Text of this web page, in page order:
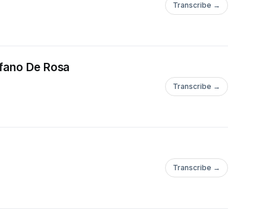
Transcribe →
De Rosa
Transcribe →
Transcribe →